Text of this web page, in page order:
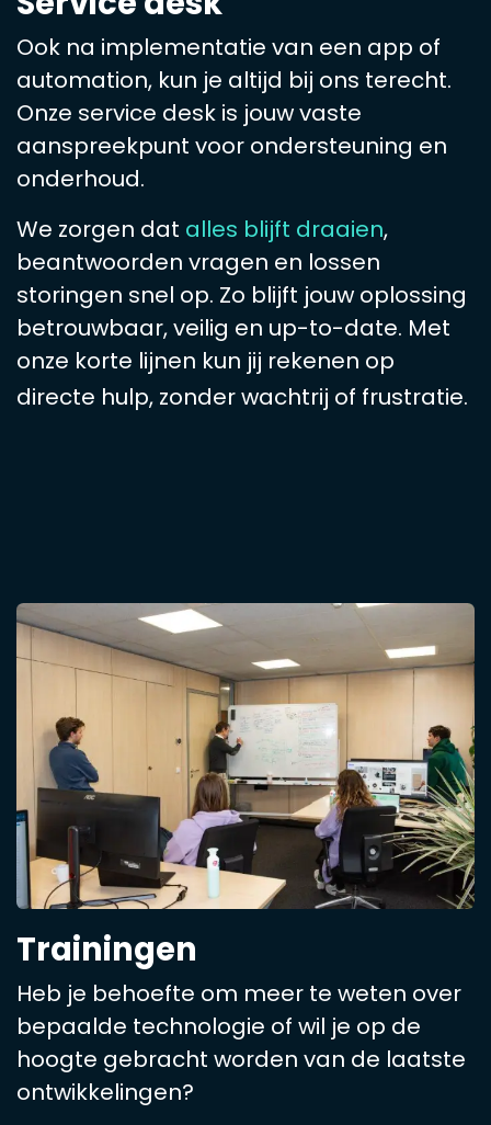
Ook na implementatie van een app of
automation, kun je altijd bij ons terecht.
Onze service desk is jouw vaste
aanspreekpunt voor ondersteuning en
onderhoud.
We zorgen dat alles blijft draaien,
beantwoorden vragen en lossen
storingen snel op. Zo blijft jouw oplossing
betrouwbaar, veilig en up-to-date. Met
onze korte lijnen kun jij rekenen op
directe hulp, zonder wachtrij of frustratie.
Trainingen
Heb je behoefte om meer te weten over
bepaalde technologie of wil je op de
hoogte gebracht worden van de laatste
ontwikkelingen?